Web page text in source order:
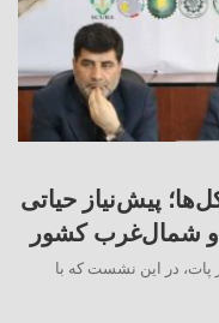
پیش‌نیاز حیاتی
و شمال‌غرب کشور
پات، در این نشست که با